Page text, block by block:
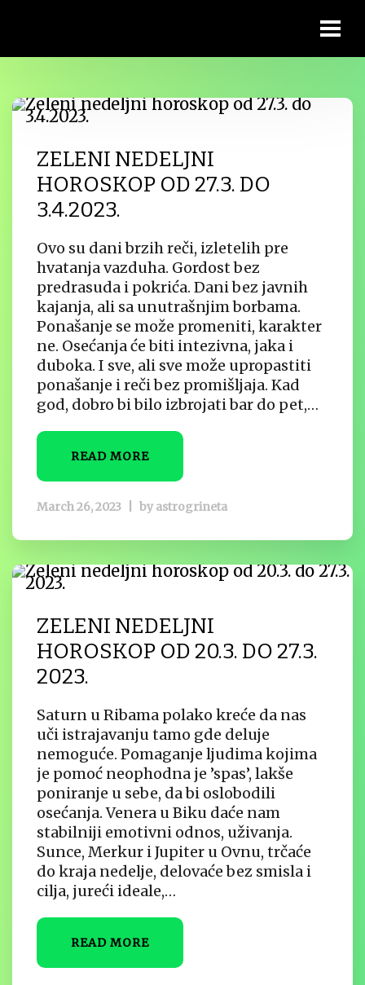
ZELENI NEDELJNI
HOROSKOP OD 27.3. DO
3.4.2023.
Ovo su dani brzih reči, izletelih pre
hvatanja vazduha. Gordost bez
predrasuda i pokrića. Dani bez javnih
kajanja, ali sa unutrašnjim borbama.
Ponašanje se može promeniti, karakter
ne. Osećanja će biti intezivna, jaka i
duboka. I sve, ali sve može upropastiti
ponašanje i reči bez promišljaja. Kad
god, dobro bi bilo izbrojati bar do pet,…
READ MORE
March 26, 2023 by astrogrineta
ZELENI NEDELJNI
HOROSKOP OD 20.3. DO 27.3.
2023.
Saturn u Ribama polako kreće da nas
uči istrajavanju tamo gde deluje
nemoguće. Pomaganje ljudima kojima
je pomoć neophodna je ’spas’, lakše
poniranje u sebe, da bi oslobodili
osećanja. Venera u Biku daće nam
stabilniji emotivni odnos, uživanja.
Sunce, Merkur i Jupiter u Ovnu, trčaće
do kraja nedelje, delovaće bez smisla i
cilja, jureći ideale,…
READ MORE